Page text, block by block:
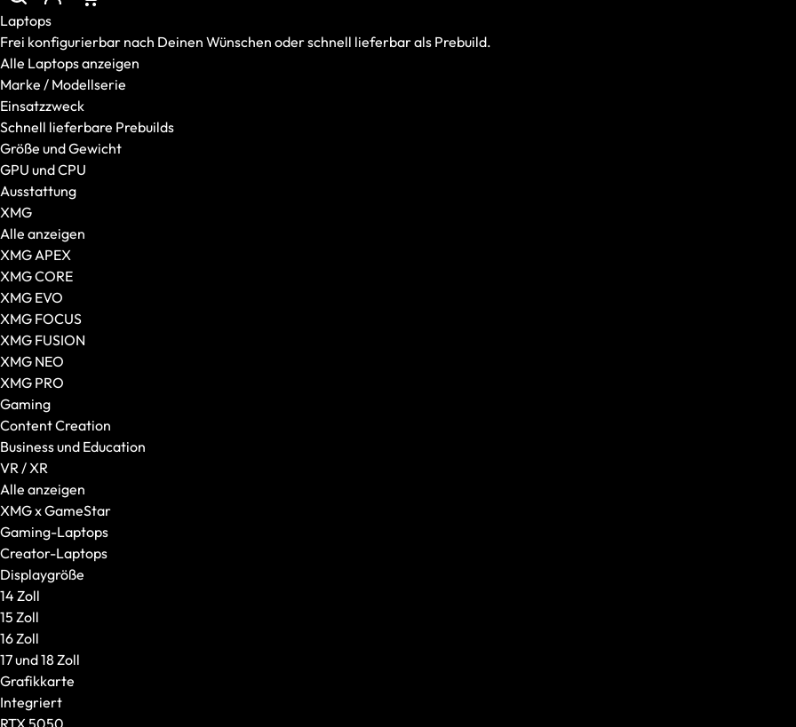
Laptops
Frei konfigurierbar nach Deinen Wünschen oder schnell lieferbar als Prebuild.
Alle Laptops anzeigen
Marke / Modellserie
Einsatzzweck
Schnell lieferbare Prebuilds
Größe und Gewicht
GPU und CPU
Ausstattung
XMG
Alle anzeigen
XMG APEX
XMG CORE
XMG EVO
XMG FOCUS
XMG FUSION
XMG NEO
XMG PRO
Gaming
Content Creation
Business und Education
VR / XR
Alle anzeigen
XMG x GameStar
Gaming-Laptops
Creator-Laptops
Displaygröße
14 Zoll
15 Zoll
16 Zoll
17 und 18 Zoll
Grafikkarte
Integriert
RTX 5050
Marke / Modellserie
Einsatzzweck
Schnell lieferbare Prebuilds
Größe und Gewicht
GPU und CPU
Ausstattung
Desktop-PCs
Alle Desktop-PCs anzeigen
XMG
SCHENKER
Gaming-PCs
Gehäuseart
VR / XR
VR-Brillen
AR-Brillen und Glasses
Transport und Zubehör
VR Ready-Laptops
Zubehör
Alles anzeigen
Mäuse
Tastaturen
Headsets
Taschen und Rucksäcke
Laptop-Zubehör
Weiteres Zubehör
Marke / Modellserie
XMG
SCHENKER
Einsatzzweck
Gaming
Content Creation
Business und Education
VR / XR
Schnell lieferbare Prebuilds